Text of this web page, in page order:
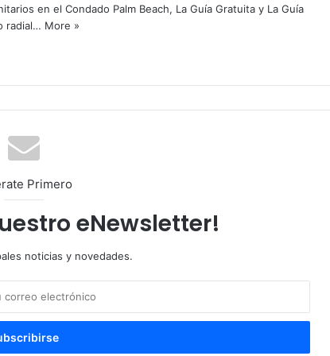
en el Condado Palm Beach, La Guía Gratuita y La Guía
radial… More »
Primero
eNewsletter!
noticias y novedades.